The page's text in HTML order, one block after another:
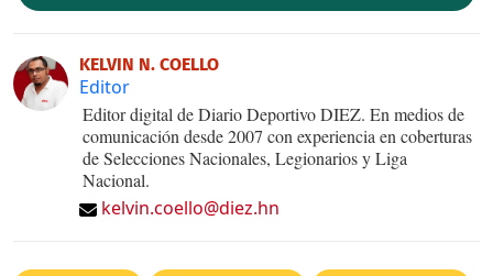
KELVIN N. COELLO
Editor
Editor digital de Diario Deportivo DIEZ. En medios de
comunicación desde 2007 con experiencia en coberturas
de Selecciones Nacionales, Legionarios y Liga
Nacional.
kelvin.coello@diez.hn